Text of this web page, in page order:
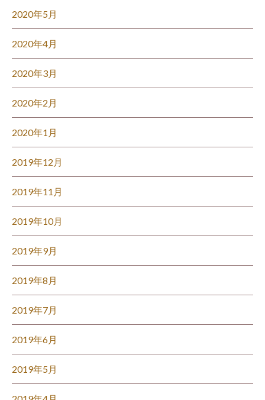
2020年5月
2020年4月
2020年3月
2020年2月
2020年1月
2019年12月
2019年11月
2019年10月
2019年9月
2019年8月
2019年7月
2019年6月
2019年5月